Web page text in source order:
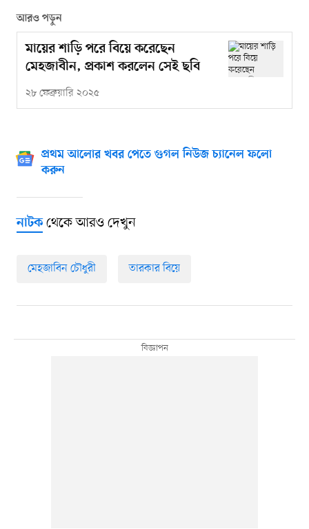
আরও পড়ুন
মায়ের শাড়ি পরে বিয়ে করেছেন
মেহজাবীন, প্রকাশ করলেন সেই ছবি
২৮ ফেব্রুয়ারি ২০২৫
প্রথম আলোর খবর পেতে গুগল নিউজ চ্যানেল ফলো
করুন
নাটকথেকে আরও দেখুন
মেহজাবিন চৌধুরী তারকার বিয়ে